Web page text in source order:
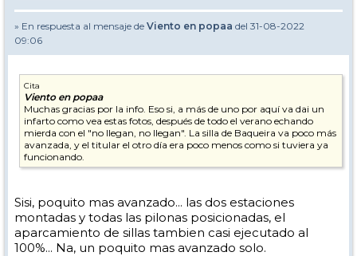
» En respuesta al mensaje de Viento en popaa del 31-08-2022
09:06
Cita
Viento en popaa
Muchas gracias por la info. Eso si, a más de uno por aquí va dai un
infarto como vea estas fotos, después de todo el verano echando
mierda con el "no llegan, no llegan". La silla de Baqueira va poco más
avanzada, y el titular el otro día era poco menos como si tuviera ya
funcionando.
Sisi, poquito mas avanzado... las dos estaciones
montadas y todas las pilonas posicionadas, el
aparcamiento de sillas tambien casi ejecutado al
100%... Na, un poquito mas avanzado solo.